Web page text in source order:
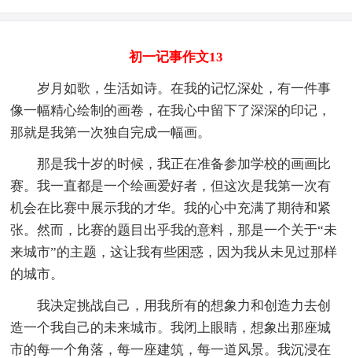
初一记事作文13
岁月如歌，生活如诗。在我的记忆深处，有一件事
像一幅精心绘制的画卷，在我心中留下了深深的印记，
那就是我第一次独自完成一幅画。
那是我十岁的时候，我正在准备参加学校的画画比
赛。我一直都是一个绘画爱好者，但这次是我第一次有
机会在比赛中展示我的才华。我的心中充满了期待和紧
张。然而，比赛的题目出乎我的意料，那是一个关于“未
来城市”的主题，这让我有些困惑，因为我从未见过那样
的城市。
我决定挑战自己，用我所有的想象力和创造力去创
造一个我自己的未来城市。我闭上眼睛，想象出那座城
市的每一个角落，每一座建筑，每一道风景。我沉浸在